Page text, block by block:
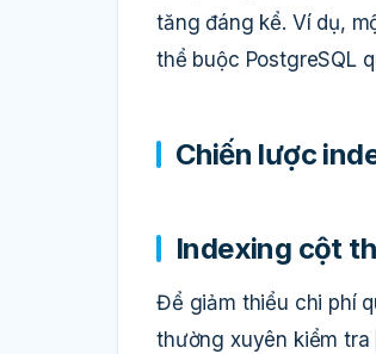
tăng đáng kể. Ví dụ,
thể buộc PostgreSQL
Chiến lược
Indexing cột
Để giảm thiểu chi phí
thường xuyên kiểm tra